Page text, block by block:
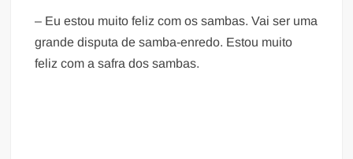
– Eu estou muito feliz com os sambas. Vai ser uma
grande disputa de samba-enredo. Estou muito
feliz com a safra dos sambas.